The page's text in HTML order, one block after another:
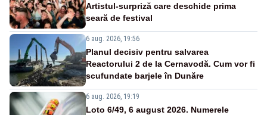
Artistul-surpriză care deschide prima
seară de festival
6 aug. 2026, 19:56
Planul decisiv pentru salvarea
Reactorului 2 de la Cernavodă. Cum vor fi
scufundate barjele în Dunăre
6 aug. 2026, 19:19
Loto 6/49, 6 august 2026. Numerele